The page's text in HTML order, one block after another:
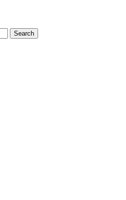
Search